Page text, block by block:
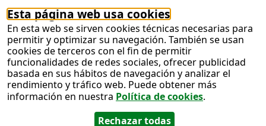
Esta página web usa cookies
En esta web se sirven cookies técnicas necesarias para
permitir y optimizar su navegación. También se usan
cookies de terceros con el fin de permitir
funcionalidades de redes sociales, ofrecer publicidad
basada en sus hábitos de navegación y analizar el
rendimiento y tráfico web. Puede obtener más
información en nuestra Política de cookies.